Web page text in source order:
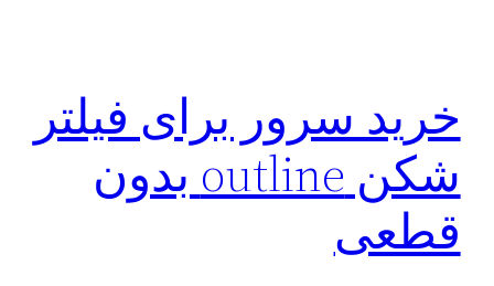
خرید سرور برای فیلتر
شکن outline بدون
قطعی